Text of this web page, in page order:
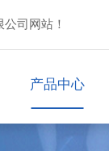
司网站！
产品中心